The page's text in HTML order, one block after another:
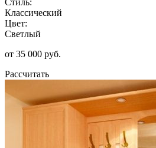
Классический
Цвет:
Светлый
от 35 000 руб.
Рассчитать